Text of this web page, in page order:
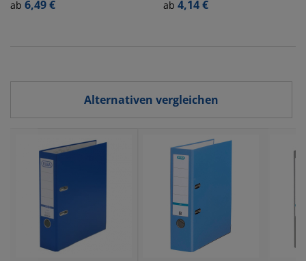
100022612, A4
ab 6,49 €
A4 80mm breit PP
ab 4,14 €
Alternativen vergleichen